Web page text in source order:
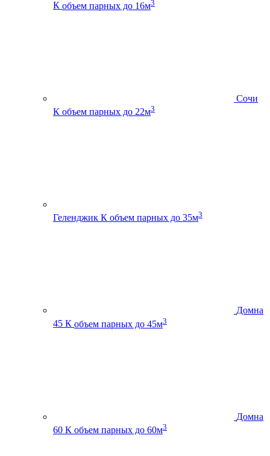
К объем парных до 16м3
Сочи
К объем парных до 22м3
Геленджик К объем парных до 35м3
Домна
45 К объем парных до 45м3
Домна
60 К объем парных до 60м3